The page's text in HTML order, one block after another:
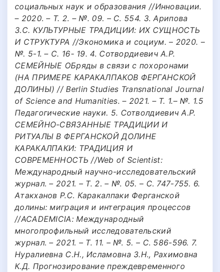
социальных наук и образования //Инновации.
– 2020. – Т. 2. – №. 09. – С. 554. 3. Арипова
З.С. КУЛЬТУРНЫЕ ТРАДИЦИИ: ИХ СУЩНОСТЬ
И СТРУКТУРА //Экономика и социум. – 2020. –
№. 5-1. – С. 16- 19. 4. Сотвордиевич А.Р.
СЕМЕЙНЫЕ ОБряды в связи с похоронами
(НА ПРИМЕРЕ КАРАКАЛПАКОВ ФЕРГАНСКОЙ
ДОЛИНЫ) // Berlin Studies Transnational Journal
of Science and Humanities. – 2021. – Т. 1.– №. 1.5
Педагогические науки. 5. Сотволдиевич А.Р.
СЕМЕЙНО-СВЯЗАННЫЕ ТРАДИЦИИ И
РИТУАЛЫ В ФЕРГАНСКОЙ ДОЛИНЕ
КАРАКАЛПАКИ: ТРАДИЦИЯ И
СОВРЕМЕННОСТЬ //Web of Scientist:
Международный научно-исследовательский
журнал. – 2021. – Т. 2. – №. 05. – С. 747-755. 6.
Атакханов Р.С. Каракалпаки Ферганской
долины: миграция и интеграция процессов
//ACADEMICIA: Международный
многопрофильный исследовательский
журнал. – 2021. – Т. 11. – №. 5. – С. 586-596. 7.
Нуралиевна С.Н., Исламовна З.Н., Рахимовна
К.Д. Прогнозирование преждевременного